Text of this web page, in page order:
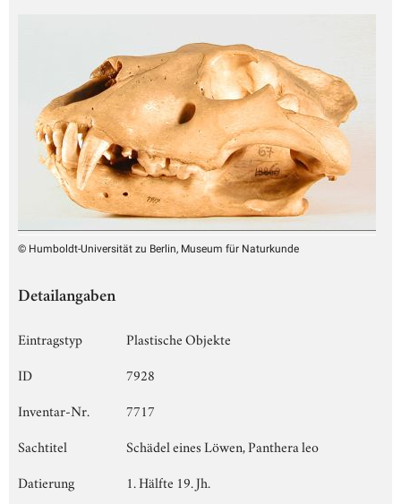
© Humboldt-Universität zu Berlin, Museum für Naturkunde
Detailangaben
Eintragstyp
Plastische Objekte
ID
7928
Inventar-Nr.
7717
Sachtitel
Schädel eines Löwen, Panthera leo
Datierung
1. Hälfte 19. Jh.